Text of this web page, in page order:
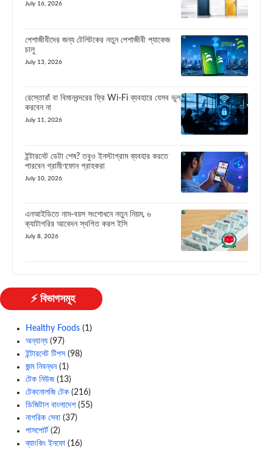
July 16, 2026
পেশাজীবীদের জন্য টেলিটকের নতুন পেশাজীবী প্যাকেজ
চালু
July 13, 2026
রেস্তোরাঁ বা বিমানবন্দরের ফ্রি Wi-Fi ব্যবহারে যেসব ভুল
করবেন না
July 11, 2026
ইন্টারনেট ডেটা শেষ? তবুও ইনস্টাগ্রাম ব্যবহার করতে
পারবেন গ্রামীণফোন গ্রাহকরা
July 10, 2026
এনআইডিতে নাম-বয়স সংশোধনে নতুন নিয়ম, ৬
ক্যাটাগরির আবেদন স্থগিত করল ইসি
July 8, 2026
⚡ বিভাগসমূহ
Healthy Foods (1)
অন্যান্য (97)
ইন্টারনেট টিপস (98)
জন্ম নিবন্ধন(1)
টেক নিউজ(13)
টেকনোলজি টেক (216)
ডিজিটাল বাংলাদেশ(55)
নাগরিক সেবা (37)
পাসপোর্ট (2)
ব্যাংকিং ইনফো (16)